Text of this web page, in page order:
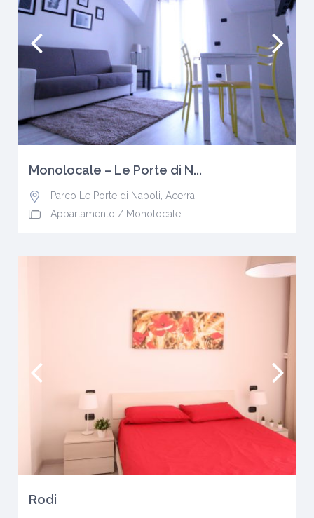
Monolocale – Le Porte di N...
Parco Le Porte di Napoli Acerra
Appartamento / Monolocale
Rodi